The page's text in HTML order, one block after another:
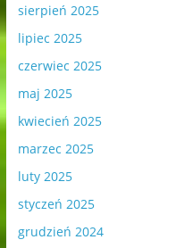
sierpień 2025
lipiec 2025
czerwiec 2025
maj 2025
kwiecień 2025
marzec 2025
luty 2025
styczeń 2025
grudzień 2024